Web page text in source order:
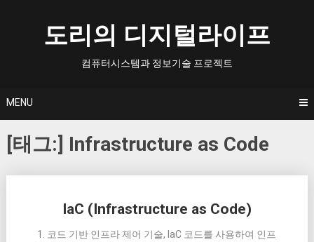
도리의 디지털라이프
컴퓨터시스템과 정보기술 프로젝트
MENU
[태그:] Infrastructure as Code
IaC (Infrastructure as Code)
1. 코드 기반 인프라 제어 기술, IaC 코드를 사용하여 인프
navigation